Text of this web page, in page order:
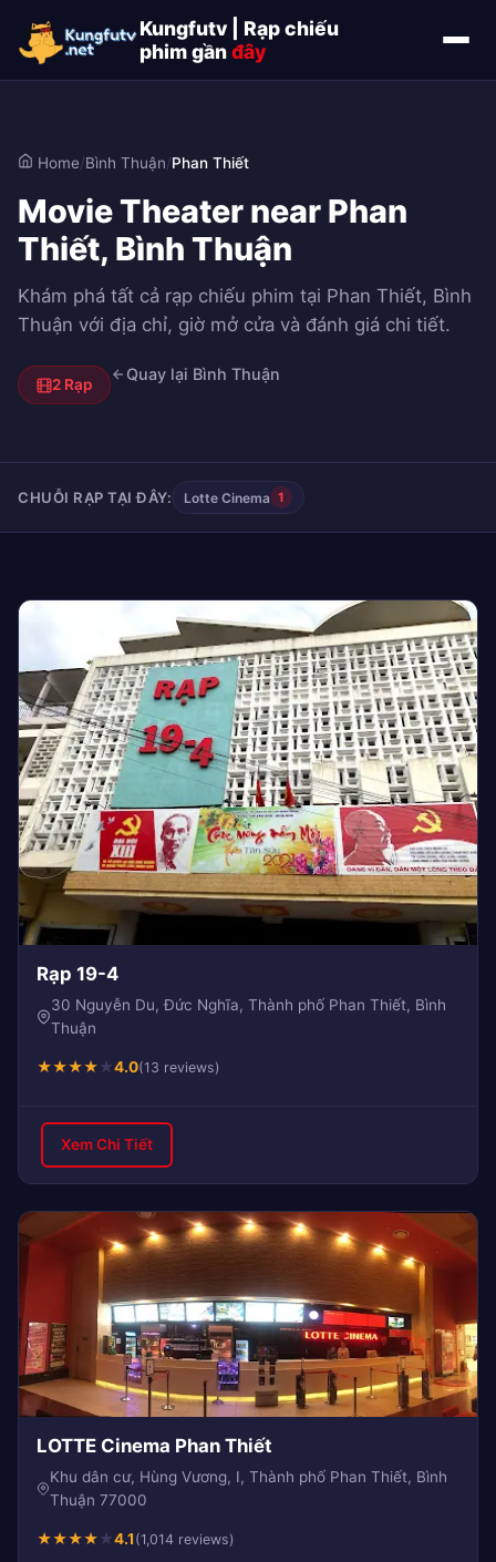
Kungfutv | Rạp chiếu
phim gầnđây
Home/Bình Thuận/Phan Thiết
Movie Theater near Phan
Thiết, Bình Thuận
Khám phá tất cả rạp chiếu phim tại Phan Thiết, Bình
Thuận với địa chỉ, giờ mở cửa và đánh giá chi tiết.
2 Rạp
Quay lại Bình Thuận
CHUỖI RẠP TẠI ĐÂY: Lotte Cinema 1
Rạp 19-4
30 Nguyễn Du, Đức Nghĩa, Thành phố Phan Thiết, Bình
Thuận
★★★★★4.0(13 reviews)
Xem Chi Tiết
LOTTE Cinema Phan Thiết
Khu dân cư, Hùng Vương, I, Thành phố Phan Thiết, Bình
Thuận 77000
★★★★★4.1 (1,014 reviews)